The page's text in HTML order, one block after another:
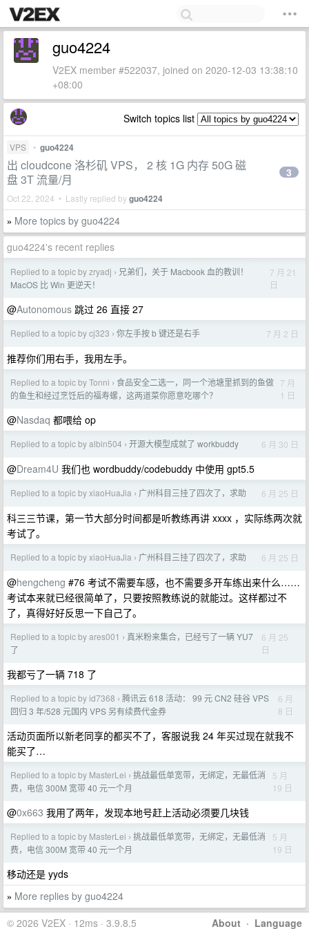
guo4224
V2EX member #522037, joined on 2020-12-03 13:38:10
+08:00
Switch topics list
VPS • guo4224
出 cloudcone 洛杉矶 VPS， 2 核 1G 内存 50G 磁
盘 3T 流量/月
Oct 22, 2024 • Lastly replied byguo4224
3
» More topics by guo4224
guo4224's recent replies
Replied to a topic by zryadj › 兄弟们，关于 Macbook 血的教训！
MacOS 比 Win 更逆天！
7 月 21
日
@Autonomous 跳过 26 直接 27
Replied to a topic by cj323 › 你左手按 b 键还是右手 7 月 2 日
推荐你们用右手，我用左手。
Replied to a topic by Tonni › 食品安全二选一，同一个池塘里抓到的鱼做
的鱼生和经过烹饪后的福寿螺，这两道菜你愿意吃哪个？
7 月
1 日
@Nasdaq 都喂给 op
Replied to a topic by albin504 › 开源大模型成就了 workbuddy 6 月 30 日
@Dream4U 我们也 wordbuddy/codebuddy 中使用 gpt5.5
Replied to a topic by xiaoHuaJia › 广州科目三挂了四次了，求助 6 月 25 日
科三三节课，第一节大部分时间都是听教练再讲 xxxx ，实际练两次就
考试了。
Replied to a topic by xiaoHuaJia › 广州科目三挂了四次了，求助 6 月 25 日
@hengcheng #76 考试不需要车感，也不需要多开车练出来什么……
考试本来就已经很简单了，只要按照教练说的就能过。这样都过不
了，真得好好反思一下自己了。
Replied to a topic by ares001 › 真米粉来集合，已经亏了一辆 YU7
了
6 月 25
日
我都亏了一辆 718 了
Replied to a topic by id7368 › 腾讯云 618 活动： 99 元 CN2 硅谷 VPS
回归 3 年/528 元国内 VPS 另有续费代金券
6 月
8 日
活动页面所以新老同享的都买不了，客服说我 24 年买过现在就我不
能买了…
Replied to a topic by MasterLei › 挑战最低单宽带，无绑定，无最低消
费，电信 300M 宽带 40 元一个月
5 月
19 日
@0x663 我用了两年，发现本地号赶上活动必须要几块钱
Replied to a topic by MasterLei › 挑战最低单宽带，无绑定，无最低消
费，电信 300M 宽带 40 元一个月
5 月
19 日
移动还是 yyds
» More replies by guo4224
About · Language
© 2026 V2EX · 12ms · 3.9.8.5